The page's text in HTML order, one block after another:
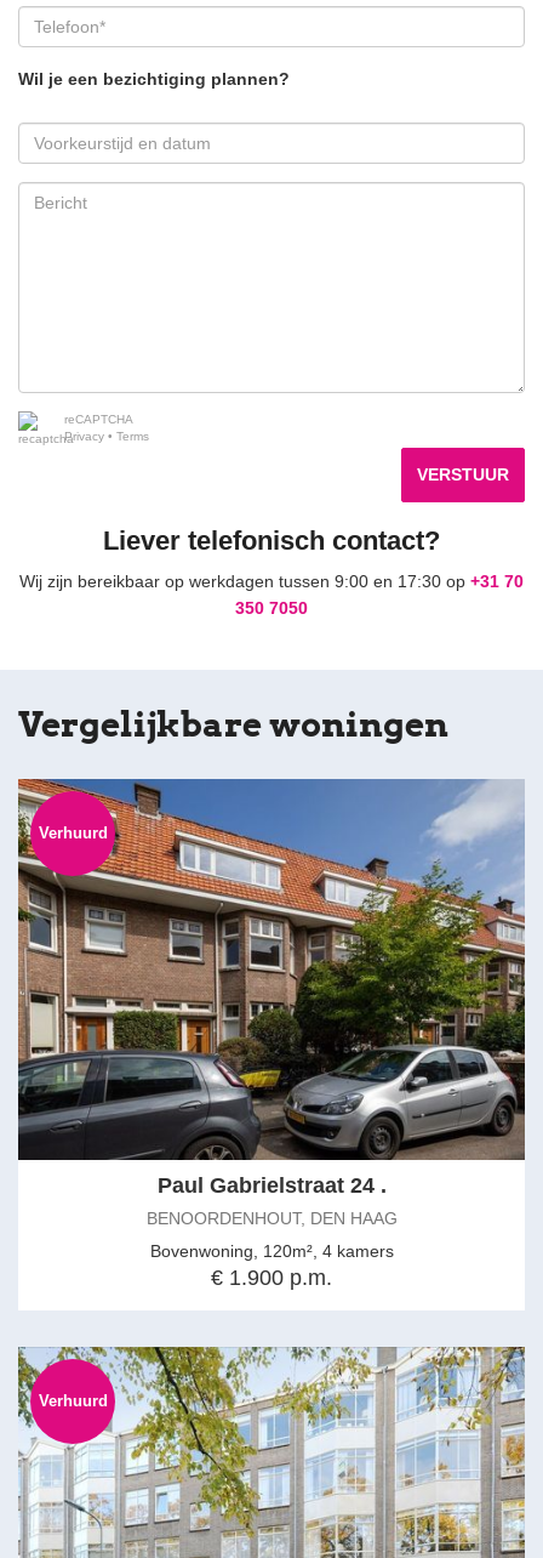
Wil je een bezichtiging plannen?
reCAPTCHA
Privacy • Terms
VERSTUUR
Liever telefonisch contact?
Wij zijn bereikbaar op werkdagen tussen 9:00 en 17:30 op +31 70
350 7050
Vergelijkbare woningen
Verhuurd
Paul Gabrielstraat 24 .
BENOORDENHOUT, DEN HAAG
Bovenwoning, 120m², 4 kamers
€ 1.900 p.m.
Verhuurd